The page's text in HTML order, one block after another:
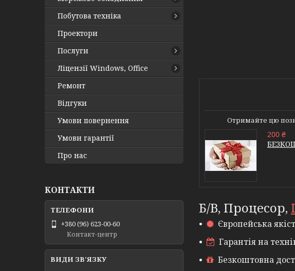
Отримайте цю
200 ₴
Б/В, Процесор,
Європейська
Гарантія на
Безкоштовна
Побутова техніка
Проектори
Послуги
Ліцензії Windows, Office
Ремонт
Відгуки
Умови повернення
Умови гарантії
Про нас
КОНТАКТИ
+380 (96) 623-00-60
Контакт-центр